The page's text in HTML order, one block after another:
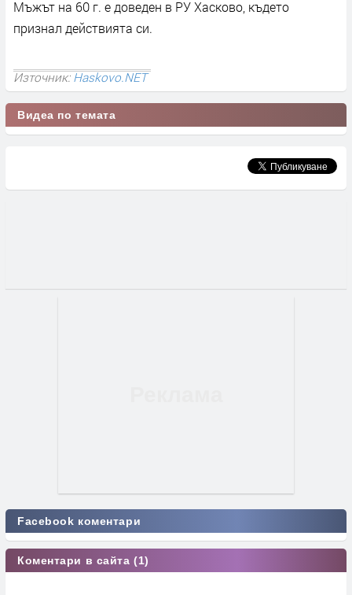
Мъжът на 60 г. е доведен в РУ Хасково, където
признал действията си.
Източник:Haskovo.NET
Видеа по темата
Facebook коментари
Коментари в сайта (1)